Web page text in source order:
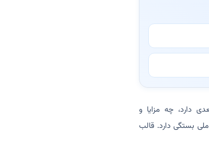
دارد، چه مزایا و
بستگی دارد. قالب